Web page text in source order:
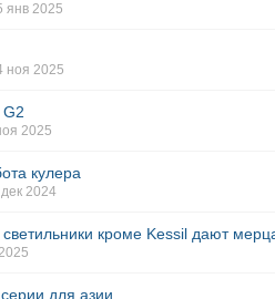
янв 2025
ноя 2025
2025
кулера
2024
светильники кроме Kessil дают
для азии